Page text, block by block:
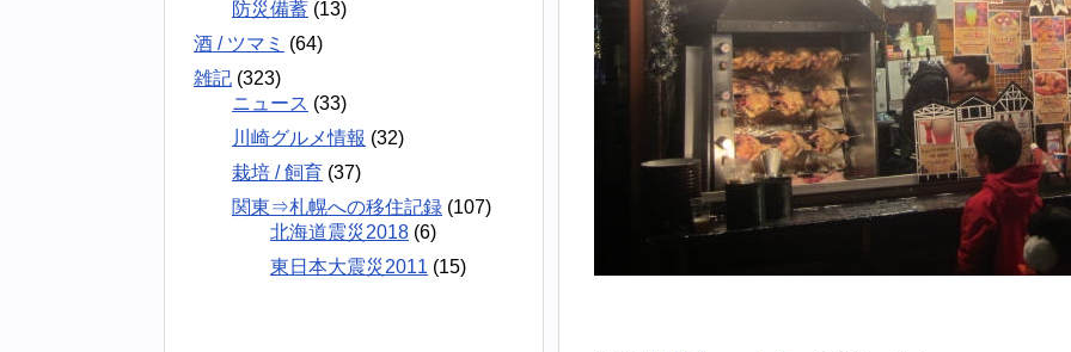
防災備蓄 (13)
酒 / ツマミ (64)
雑記 (323)
ニュース (33)
川崎グルメ情報 (32)
栽培 / 飼育 (37)
関東⇒札幌への移住記録 (107)
北海道震災2018 (6)
東日本大震災2011 (15)